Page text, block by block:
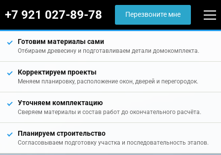
+7 921 027-89-78 Перезвоните мне
Готовим материалы сами
Отбираем древесину и подготавливаем детали домокомплекта.
Корректируем проекты
Меняем планировку, расположение окон, дверей и перегородок.
Уточняем комплектацию
Сверяем материалы и состав работ до окончательного расчёта.
Планируем строительство
Согласовываем подготовку участка и последовательность этапов.